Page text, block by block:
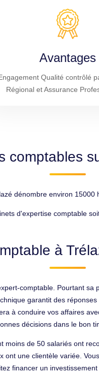
Avantages
Qualité contrôlé
Régional et Assurance
comptables
dénombre environ
d'expertise comptable
à
comptable. Pourtant
garantit des
à conduire vos affaires
décisions dans le bon
de 50 salariés ont
ont une clientèle variée.
financer un